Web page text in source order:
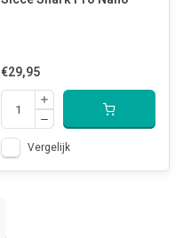
€29,95
Vergelijk